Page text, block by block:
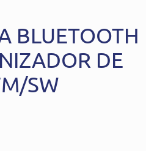
BLUETOOTH
DE
SW